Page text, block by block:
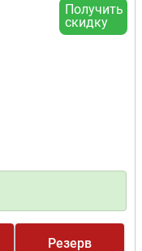
Получить
скидку
Резерв